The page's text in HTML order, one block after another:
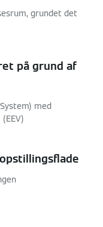
grundet det
på grund af
med